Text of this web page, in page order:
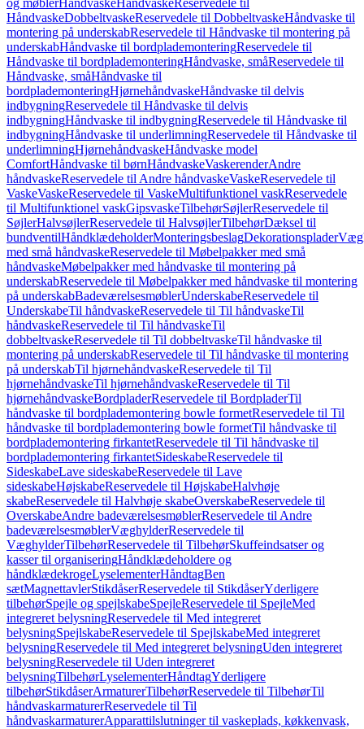
og møblerHåndvaskeHåndvaskeReservedele til
HåndvaskeDobbeltvaskeReservedele til DobbeltvaskeHåndvaske til
montering på underskabReservedele til Håndvaske til montering på
underskabHåndvaske til bordplademonteringReservedele til
Håndvaske til bordplademonteringHåndvaske, småReservedele til
Håndvaske, småHåndvaske til
bordplademonteringHjørnehåndvaskeHåndvaske til delvis
indbygningReservedele til Håndvaske til delvis
indbygningHåndvaske til indbygningReservedele til Håndvaske til
indbygningHåndvaske til underlimningReservedele til Håndvaske til
underlimningHjørnehåndvaskeHåndvaske model
ComfortHåndvaske til børnHåndvaskeVaskerenderAndre
håndvaskeReservedele til Andre håndvaskeVaskeReservedele til
VaskeVaskeReservedele til VaskeMultifunktionel vaskReservedele
til Multifunktionel vaskGipsvaskeTilbehørSøjlerReservedele til
SøjlerHalvsøjlerReservedele til HalvsøjlerTilbehørDæksel til
bundventilHåndklædeholderMonteringsbeslagDekorationsplader
med små håndvaskeReservedele til Møbelpakker med små
håndvaskeMøbelpakker med håndvaske til montering på
underskabReservedele til Møbelpakker med håndvaske til montering
på underskabBadeværelsesmøblerUnderskabeReservedele til
UnderskabeTil håndvaskeReservedele til Til håndvaskeTil
håndvaskeReservedele til Til håndvaskeTil
dobbeltvaskeReservedele til Til dobbeltvaskeTil håndvaske til
montering på underskabReservedele til Til håndvaske til montering
på underskabTil hjørnehåndvaskeReservedele til Til
hjørnehåndvaskeTil hjørnehåndvaskeReservedele til Til
hjørnehåndvaskeBordpladerReservedele til BordpladerTil
håndvaske til bordplademontering bowle formetReservedele til Til
håndvaske til bordplademontering bowle formetTil håndvaske til
bordplademontering firkantetReservedele til Til håndvaske til
bordplademontering firkantetSideskabeReservedele til
SideskabeLave sideskabeReservedele til Lave
sideskabeHøjskabeReservedele til HøjskabeHalvhøje
skabeReservedele til Halvhøje skabeOverskabeReservedele til
OverskabeAndre badeværelsesmøblerReservedele til Andre
badeværelsesmøblerVæghylderReservedele til
VæghylderTilbehørReservedele til TilbehørSkuffeindsatser og
kasser til organiseringHåndklædeholdere og
håndklædekrogeLyselementerHåndtagBen
sætMagnettavlerStikdåserReservedele til StikdåserYderligere
tilbehørSpejle og spejlskabeSpejleReservedele til SpejleMed
integreret belysningReservedele til Med integreret
belysningSpejlskabeReservedele til SpejlskabeMed integreret
belysningReservedele til Med integreret belysningUden integreret
belysningReservedele til Uden integreret
belysningTilbehørLyselementerHåndtagYderligere
tilbehørStikdåserArmaturerTilbehørReservedele til TilbehørTil
håndvaskarmaturerReservedele til Til
håndvaskarmaturerApparattilslutninger til vaskeplads, køkkenvask,